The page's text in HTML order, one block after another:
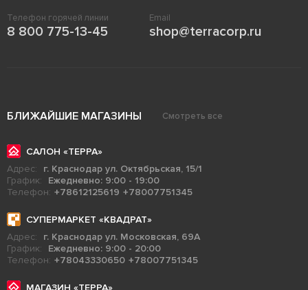
Телефон горячей линии
8 800 775-13-45
Email
shop@terracorp.ru
БЛИЖАЙШИЕ МАГАЗИНЫ Смотреть все
САЛОН «ТЕРРА»
Адрес:
г. Краснодар ул. Октябрьская, 15/1
График:
Ежедневно: 9:00 - 19:00
Телефон: +78612125619 +78007751345
СУПЕРМАРКЕТ «КВАДРАТ»
Адрес:
г. Краснодар ул. Московская, 69А
График:
Ежедневно: 9:00 - 20:00
Телефон: +78043330650 +78007751345
МАГАЗИН «ТЕРРА»